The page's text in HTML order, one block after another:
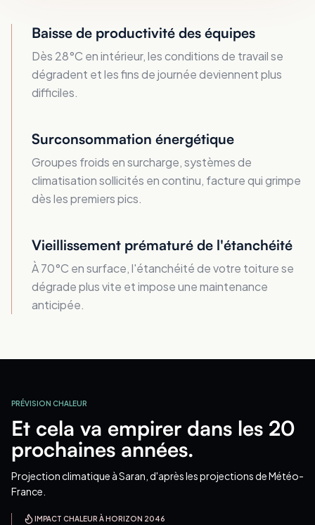
Baisse de productivité des équipes
Dès 28°C en intérieur, les conditions de travail se
dégradent et les fins de journée deviennent plus
difficiles.
Surconsommation énergétique
Groupes froids en surcharge, systèmes de
climatisation sollicités en continu, facture qui grimpe
dès les premiers pics.
Vieillissement prématuré de l'étanchéité
À 70°C en surface, l'étanchéité de votre toiture se
dégrade plus vite et impose une maintenance
anticipée.
PRÉVISION CHALEUR
Et cela va empirer dans les 20
prochaines années.
Projection climatique à Saran , d'après les projections de Météo-
France.
IMPACT CHALEUR À HORIZON 2046